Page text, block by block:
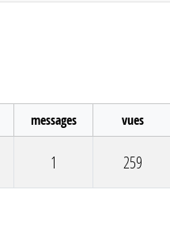
messages vues
1 259